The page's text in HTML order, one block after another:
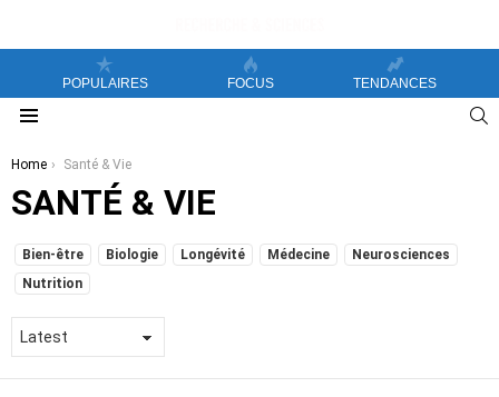
POPULAIRES FOCUS TENDANCES
You are here:
Home Santé & Vie
SANTÉ & VIE
SUBTERMS
Bien-être Biologie Longévité Médecine
Neurosciences
Nutrition